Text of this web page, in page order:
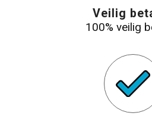
Veilig
100% veilig